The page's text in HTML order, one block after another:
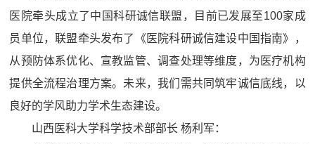
医院牵头成立了中国科研诚信联盟，目前已发展至100家成
员单位，联盟牵头发布了《医院科研诚信建设中国指南》，
从预防体系优化、宣教监管、调查处理等维度，为医疗机构
提供全流程治理方案。未来，我们需共同筑牢诚信底线，以
良好的学风助力学术生态建设。
山西医科大学科学技术部部长 杨利军：